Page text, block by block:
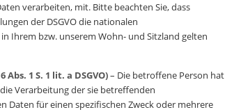
verarbeiten, mit. Bitte beachten Sie, dass
der DSGVO die nationalen
Ihrem bzw. unserem Wohn- und Sitzland gelten
1 S. 1 lit. a DSGVO)– Die betroffene Person hat
Verarbeitung der sie betreffenden
Daten für einen spezifischen Zweck oder mehrere